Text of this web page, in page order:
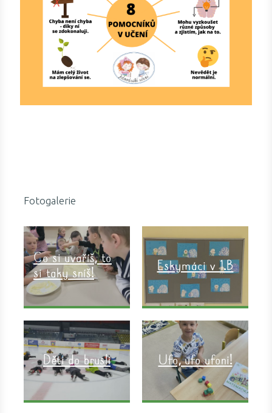
Fotogalerie
Co si uvaříš, to
si taky sníš!
Eskymáci v 1.B
Děti do bruslí Ufo, ufo ufoni!